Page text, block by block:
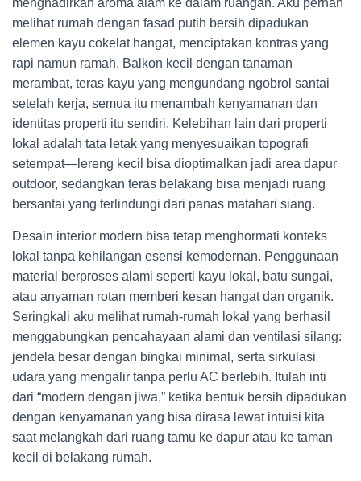
menghadirkan aroma alam ke dalam ruangan. Aku pernah
melihat rumah dengan fasad putih bersih dipadukan
elemen kayu cokelat hangat, menciptakan kontras yang
rapi namun ramah. Balkon kecil dengan tanaman
merambat, teras kayu yang mengundang ngobrol santai
setelah kerja, semua itu menambah kenyamanan dan
identitas properti itu sendiri. Kelebihan lain dari properti
lokal adalah tata letak yang menyesuaikan topografi
setempat—lereng kecil bisa dioptimalkan jadi area dapur
outdoor, sedangkan teras belakang bisa menjadi ruang
bersantai yang terlindungi dari panas matahari siang.
Desain interior modern bisa tetap menghormati konteks
lokal tanpa kehilangan esensi kemodernan. Penggunaan
material berproses alami seperti kayu lokal, batu sungai,
atau anyaman rotan memberi kesan hangat dan organik.
Seringkali aku melihat rumah-rumah lokal yang berhasil
menggabungkan pencahayaan alami dan ventilasi silang:
jendela besar dengan bingkai minimal, serta sirkulasi
udara yang mengalir tanpa perlu AC berlebih. Itulah inti
dari “modern dengan jiwa,” ketika bentuk bersih dipadukan
dengan kenyamanan yang bisa dirasa lewat intuisi kita
saat melangkah dari ruang tamu ke dapur atau ke taman
kecil di belakang rumah.